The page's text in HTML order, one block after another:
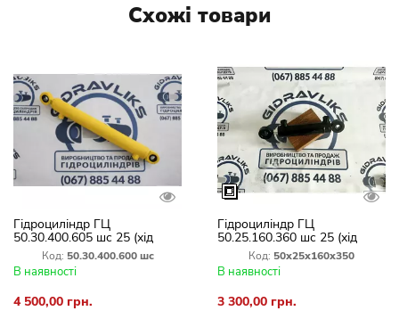
Схожі товари
Гідроциліндр ГЦ
50.30.400.605 шс 25 (хід
штока 400 мм)
Код: 50.30.400.600 шс
В наявності
4 500,00 грн.
Гідроциліндр ГЦ
50.25.160.360 шс 25 (хід
штока 160 мм) кермовий на
міні тракторі.
Код: 50х25х160х350
В наявності
3 300,00 грн.